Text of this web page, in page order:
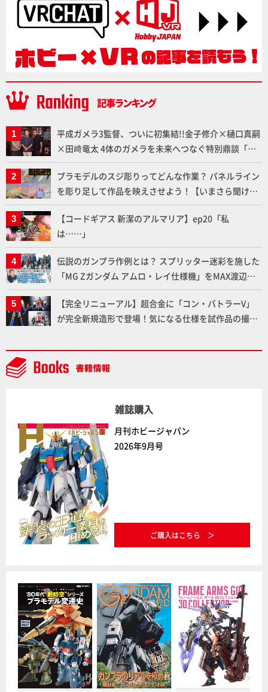
平成ガメラ3監督、ついに初集結!!金子修介×樋口真嗣
×田﨑竜太 4体のガメラを未来へつなぐ特別鼎談「ガ
メラ永久保存化プロジェクト FINAL」
プラモデルのスジ彫りってどんな作業？ パネルライン
を彫り足して作品を映えさせよう！【いまさら聞けな
いプラモデルの基礎：スジ彫りとパネルライン】
【コードギアス 新潔のアルマリア】ep20「私
は……」
伝説のガンプラ作例とは？ スプリッター迷彩を施した
「MG Zガンダム アムロ・レイ仕様機」をMAX渡辺が
ふたたび塗る!!【試し読み】
【完全リニューアル】超合金に「コン・バトラーV」
が完全新規造形で登場！気になる仕様を試作品の撮り
ト」セット情報もお届け！【超合金の魂】
雑誌購入
月刊ホビージャパン
2026年9月号
ご購入はこちら